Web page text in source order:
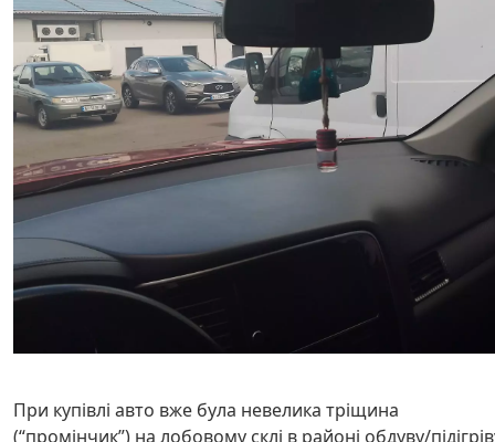
При купівлі авто вже була невелика тріщина
(“промінчик”) на лобовому склі в районі обдуву/